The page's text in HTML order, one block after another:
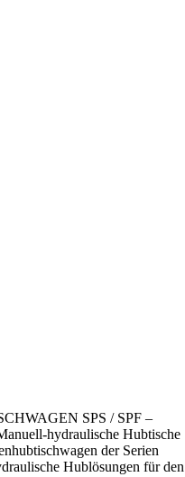
SPS / SPF –
hydraulische Hubtische
der Serien
Hublösungen für den